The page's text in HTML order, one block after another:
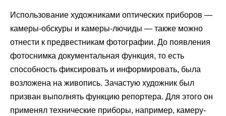
Использование художниками оптических приборов —
камеры-обскуры и камеры-лючиды — также можно
отнести к предвестникам фотографии. До появления
фотоснимка документальная функция, то есть
способность фиксировать и информировать, была
возложена на живопись. Зачастую художник был
призван выполнять функцию репортера. Для этого он
применял технические приборы, например, камеру-